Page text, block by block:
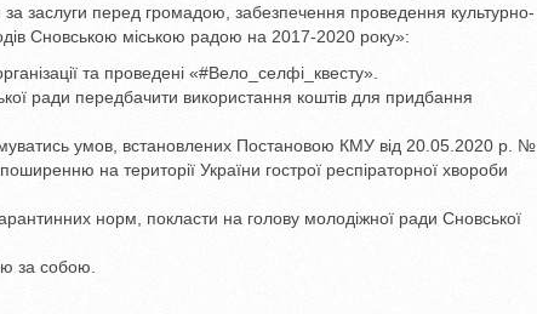
заслуги перед громадою, забезпечення проведення культурно-
Сновською міською радою на 2017-2020 року»:
та проведені «#Вело_селфі_квесту».
ради передбачити використання коштів для придбання
умов, встановлених Постановою КМУ від 20.05.2020 р. №
на території України гострої респіраторної хвороби
норм, покласти на голову молодіжної ради Сновської
за собою.